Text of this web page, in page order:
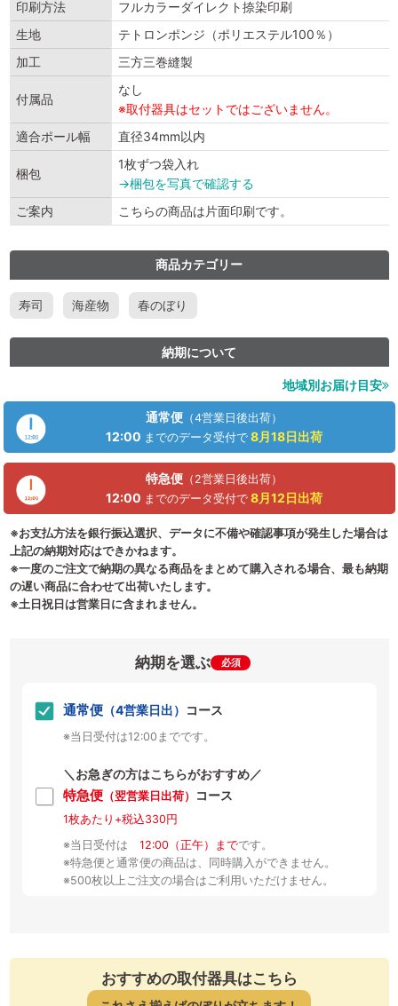
印刷方法
フルカラーダイレクト捺染印刷
生地
テトロンポンジ（ポリエステル100％）
加工
三方三巻縫製
付属品
なし
※取付器具はセットではございません。
適合ポール幅
直径34mm以内
梱包
1枚ずつ袋入れ
→梱包を写真で確認する
ご案内
こちらの商品は片面印刷です。
商品カテゴリー
寿司 海産物 春のぼり
納期について
地域別お届け目安
通常便 （4営業日後出荷）
12:00 までのデータ受付で 8月18日出荷
特急便 （2営業日後出荷）
12:00 までのデータ受付で 8月12日 出荷
※お支払方法を銀行振込選択、データに不備や確認事項が発生した場合は
上記の納期対応はできかねます。
※一度のご注文で納期の異なる商品をまとめて購入される場合、最も納期
の遅い商品に合わせて出荷いたします。
※土日祝日は営業日に含まれません。
納期を選ぶ 必須
通常便（4営業日出） コース
※当日受付は12:00までです。
＼お急ぎの方はこちらがおすすめ／
特急便 （翌営業日出荷） コース
1枚あたり+税込330円
※当日受付は 12:00（正午）までです。
※特急便と通常便の商品は、同時購入ができません。
※500枚以上ご注文の場合はご利用いただけません。
おすすめの取付器具はこちら